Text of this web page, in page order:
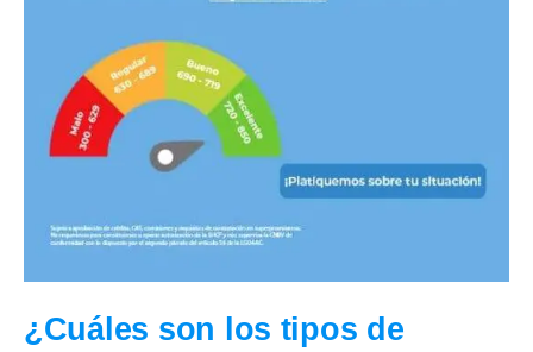
¿Cuáles son los tipos de